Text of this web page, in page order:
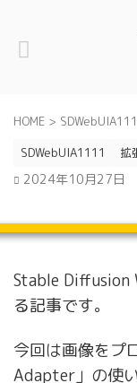
HOME >
SDWebUIA1111
拡
2024年10月27日
Stable Diffusion
る記事です。
今回は画像をプ
Adapter」の使